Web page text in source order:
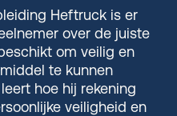
Heftruck is er
over de juiste
om veilig en
te kunnen
hoe hij rekening
veiligheid en